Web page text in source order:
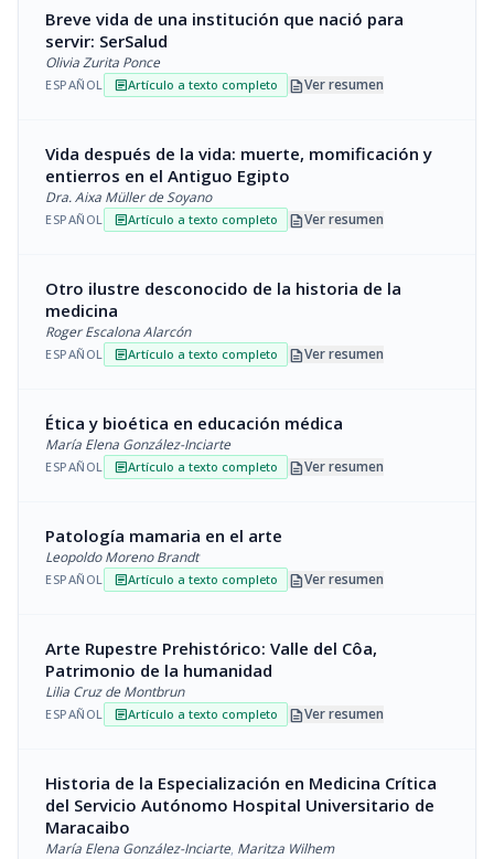
Breve vida de una institución que nació para
servir: SerSalud
Olivia Zurita Ponce
ESPAÑOL articleArtículo a texto completo descriptionVer resumen
Vida después de la vida: muerte, momificación y
entierros en el Antiguo Egipto
Dra. Aixa Müller de Soyano
ESPAÑOL articleArtículo a texto completo descriptionVer resumen
Otro ilustre desconocido de la historia de la
medicina
Roger Escalona Alarcón
ESPAÑOL articleArtículo a texto completo descriptionVer resumen
Ética y bioética en educación médica
María Elena González-Inciarte
ESPAÑOL articleArtículo a texto completo descriptionVer resumen
Patología mamaria en el arte
Leopoldo Moreno Brandt
ESPAÑOL articleArtículo a texto completo descriptionVer resumen
Arte Rupestre Prehistórico: Valle del Côa,
Patrimonio de la humanidad
Lilia Cruz de Montbrun
ESPAÑOL articleArtículo a texto completo descriptionVer resumen
Historia de la Especialización en Medicina Crítica
del Servicio Autónomo Hospital Universitario de
Maracaibo
María Elena González-Inciarte, Maritza Wilhem